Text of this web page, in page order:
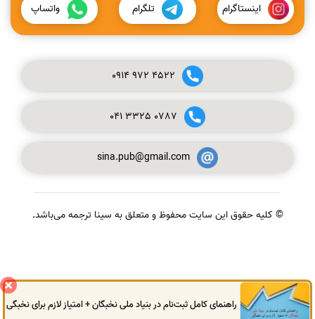
اینستاگرام تلگرام واتساپ
0914972 4522
041 3325 0787
sina.pub@gmail.com
© کلیه حقوق این سایت محفوظ و متعلق به سینا ترجمه می‌باشد.
راهنمای کامل ثبت‌نام در بنیاد ملی نخبگان + امتیاز لازم برای نخبگی
گفتگوی آنلاین